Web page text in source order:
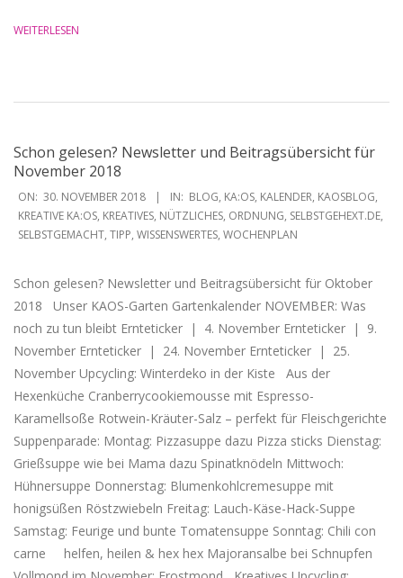
WEITERLESEN
Schon gelesen? Newsletter und Beitragsübersicht für
November 2018
2018-
11-
30
ON: 30. NOVEMBER 2018 IN: BLOG, KA:OS, KALENDER, KAOSBLOG,
KREATIVE KA:OS, KREATIVES, NÜTZLICHES, ORDNUNG, SELBSTGEHEXT.DE,
SELBSTGEMACHT, TIPP, WISSENSWERTES, WOCHENPLAN
Schon gelesen? Newsletter und Beitragsübersicht für Oktober
2018 Unser KAOS-Garten Gartenkalender NOVEMBER: Was
noch zu tun bleibt Ernteticker | 4. November Ernteticker | 9.
November Ernteticker | 24. November Ernteticker | 25.
November Upcycling: Winterdeko in der Kiste Aus der
Hexenküche Cranberrycookiemousse mit Espresso-
Karamellsoße Rotwein-Kräuter-Salz – perfekt für Fleischgerichte
Suppenparade: Montag: Pizzasuppe dazu Pizza sticks Dienstag:
Grießsuppe wie bei Mama dazu Spinatknödeln Mittwoch:
Hühnersuppe Donnerstag: Blumenkohlcremesuppe mit
honigsüßen Röstzwiebeln Freitag: Lauch-Käse-Hack-Suppe
Samstag: Feurige und bunte Tomatensuppe Sonntag: Chili con
carne helfen, heilen & hex hex Majoransalbe bei Schnupfen